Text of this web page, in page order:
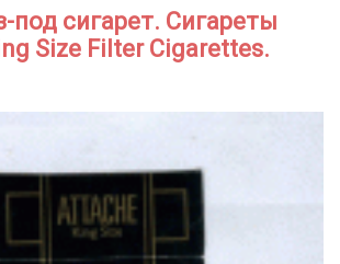
под сигарет. Сигареты
Size Filter Cigarettes.